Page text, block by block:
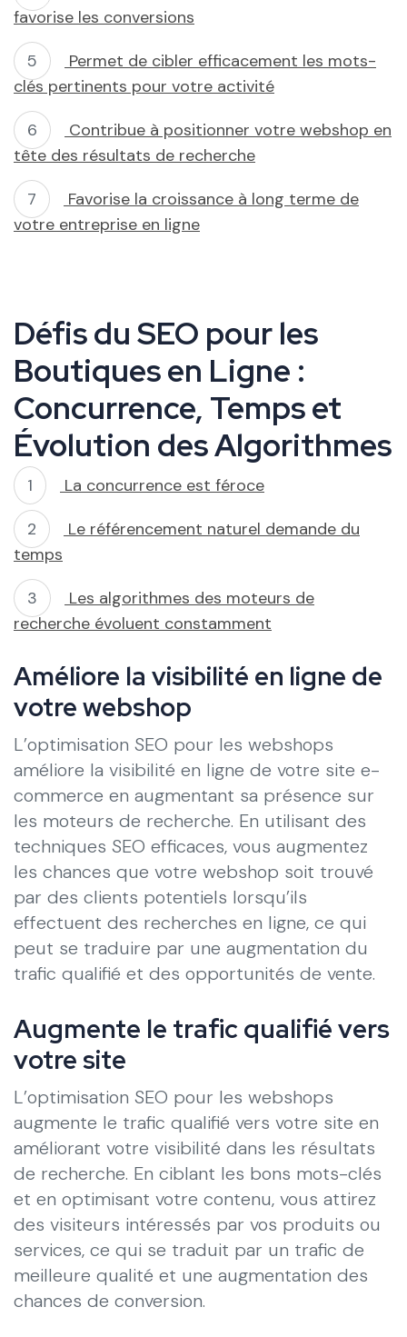
favorise les conversions
Permet de cibler efficacement les mots-
clés pertinents pour votre activité
Contribue à positionner votre webshop en
tête des résultats de recherche
Favorise la croissance à long terme de
votre entreprise en ligne
Défis du SEO pour les
Boutiques en Ligne :
Concurrence, Temps et
Évolution des Algorithmes
La concurrence est féroce
Le référencement naturel demande du
temps
Les algorithmes des moteurs de
recherche évoluent constamment
Améliore la visibilité en ligne de
votre webshop
L’optimisation SEO pour les webshops
améliore la visibilité en ligne de votre site e-
commerce en augmentant sa présence sur
les moteurs de recherche. En utilisant des
techniques SEO efficaces, vous augmentez
les chances que votre webshop soit trouvé
par des clients potentiels lorsqu’ils
effectuent des recherches en ligne, ce qui
peut se traduire par une augmentation du
trafic qualifié et des opportunités de vente.
Augmente le trafic qualifié vers
votre site
L’optimisation SEO pour les webshops
augmente le trafic qualifié vers votre site en
améliorant votre visibilité dans les résultats
de recherche. En ciblant les bons mots-clés
et en optimisant votre contenu, vous attirez
des visiteurs intéressés par vos produits ou
services, ce qui se traduit par un trafic de
meilleure qualité et une augmentation des
chances de conversion.